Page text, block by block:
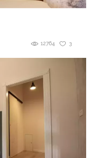
3
12764